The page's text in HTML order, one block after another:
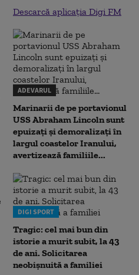
Descarcă aplicația Digi FM
ADEVARUL
Marinarii de pe portavionul
USS Abraham Lincoln sunt
epuizați și demoralizați în
largul coastelor Iranului,
avertizează familiile...
DIGI SPORT
Tragic: cel mai bun din
istorie a murit subit, la 43
de ani. Solicitarea
neobișnuită a familiei